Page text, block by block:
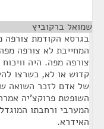
שמואל ברקוביץ
בגרסא הקודמת צורפה
המחייבת לא צורפה
צורפה מפה. היה
קדוש או לא, כשרצו
של אדם לזכר השואה
השופטת פרוקצ'יה
המערבי ורחבתו
האידרא.